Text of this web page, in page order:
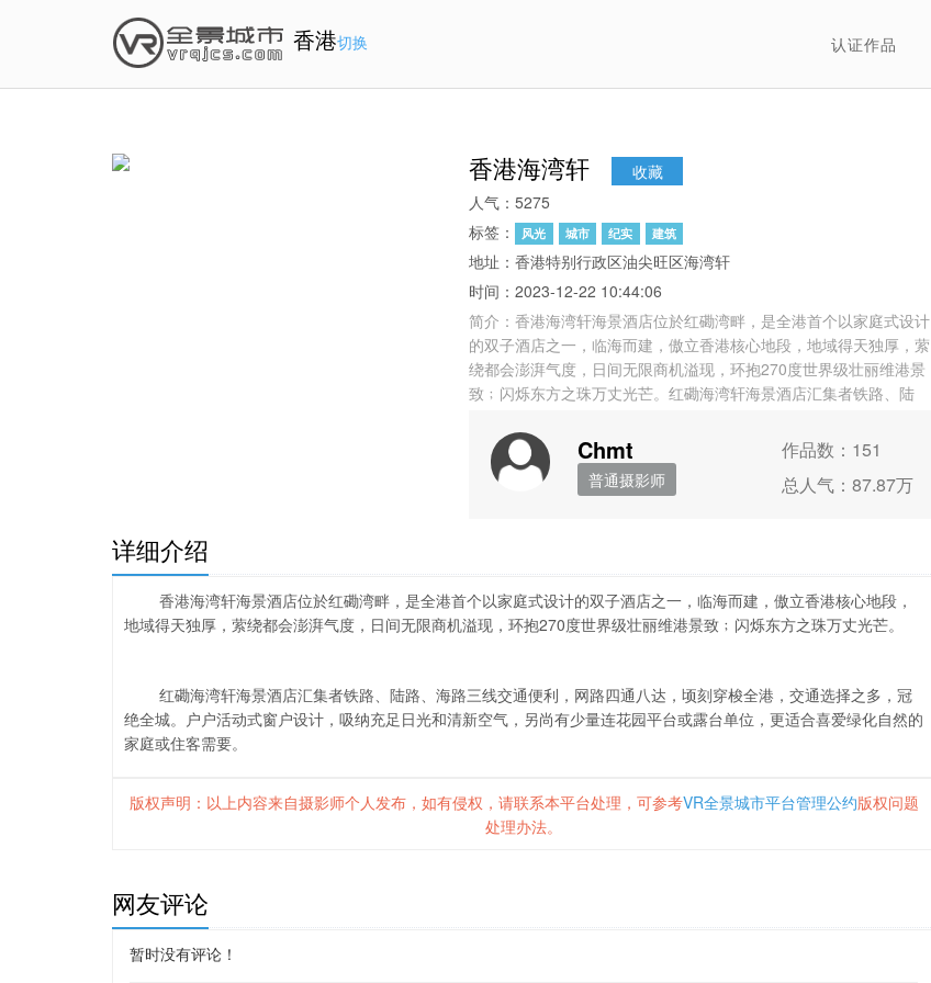
香港切换 认证作品
香港海湾轩
收藏
人气：5275
标签：
风光 城市 纪实 建筑
地址：香港特别行政区油尖旺区海湾轩
时间：2023-12-22 10:44:06
简介：香港海湾轩海景酒店位於红磡湾畔，是全港首个以家庭式设计
的双子酒店之一，临海而建，傲立香港核心地段，地域得天独厚，萦
绕都会澎湃气度，日间无限商机溢现，环抱270度世界级壮丽维港景
致﹔闪烁东方之珠万丈光芒。红磡海湾轩海景酒店汇集者铁路、陆
多，冠绝全城。户户活动式窗户设计，吸纳充足日光和清新空气，另
尚有少量连花园平台或露台单位，更适合喜爱绿化自然的家庭或住客
Chmt
普通摄影师
作品数：151
总人气：87.87万
详细介绍
香港海湾轩海景酒店位於红磡湾畔，是全港首个以家庭式设计的双子酒店之一，临海而建，傲立香港核心地段，
地域得天独厚，萦绕都会澎湃气度，日间无限商机溢现，环抱270度世界级壮丽维港景致﹔闪烁东方之珠万丈光芒。
红磡海湾轩海景酒店汇集者铁路、陆路、海路三线交通便利，网路四通八达，顷刻穿梭全港，交通选择之多，冠
绝全城。户户活动式窗户设计，吸纳充足日光和清新空气，另尚有少量连花园平台或露台单位，更适合喜爱绿化自然的
家庭或住客需要。
版权声明：以上内容来自摄影师个人发布，如有侵权，请联系本平台处理，可参考VR全景城市平台管理公约版权问题
处理办法。
网友评论
暂时没有评论！